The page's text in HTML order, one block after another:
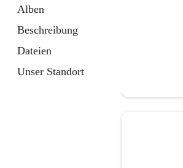
Alben
Beschreibung
Dateien
Unser Standort